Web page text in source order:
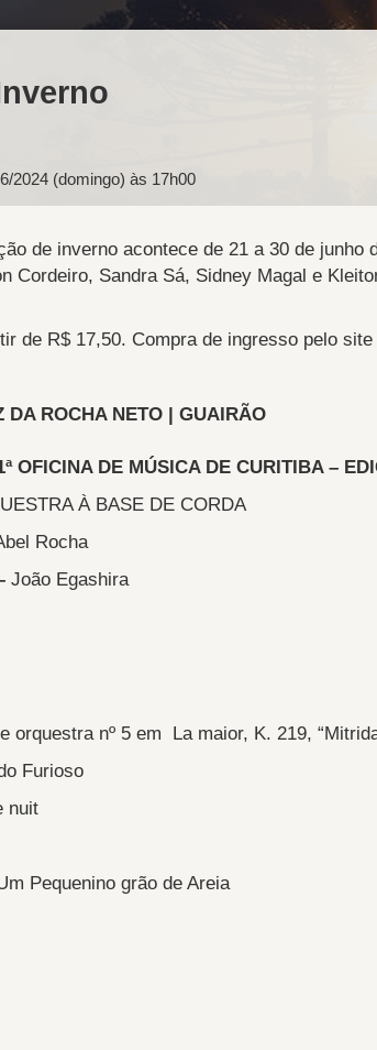
2024 (domingo) às 17h00
de inverno acontece de 21 a 30 de junho
Cordeiro, Sandra Sá, Sidney Magal e
de R$ 17,50. Compra de ingresso pelo site
DA ROCHA NETO | GUAIRÃO
OFICINA DE MÚSICA DE CURITIBA –
À BASE DE CORDA
Rocha
João Egashira
nº 5 em La maior, K. 219,
Furioso
nuit
Pequenino grão de Areia